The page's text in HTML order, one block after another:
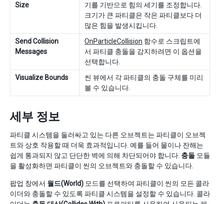
Size
기를 기반으로 힘의 세기를 조정합니다.
크기가 큰 파티클은 작은 파티클보다 더
많은 힘을 발생시킵니다.
Send Collision
Messages
OnParticleCollision 함수로 스크립트에
서 파티클 충돌을 감지하려면 이 옵션을
선택합니다.
Visualize Bounds
씬 뷰에서 각 파티클의 충돌 구체를 미리
볼 수 있습니다.
세부 정보
파티클 시스템을 둘러싸고 있는 다른 오브젝트는 파티클이 오브젝
트와 상호 작용할 때 더욱 효과적입니다. 예를 들어 물이나 잔해는
쉽게 통과되지 않고 단단한 벽에 의해 차단되어야 합니다. 충돌 모듈
을 활성화하면 파티클이 씬의 오브젝트와 충돌할 수 있습니다.
팝업 창에서 월드(World) 모드를 선택하여 파티클이 씬의 모든 콜라
이더와 충돌할 수 있도록 파티클 시스템을 설정할 수 있습니다. 콜라